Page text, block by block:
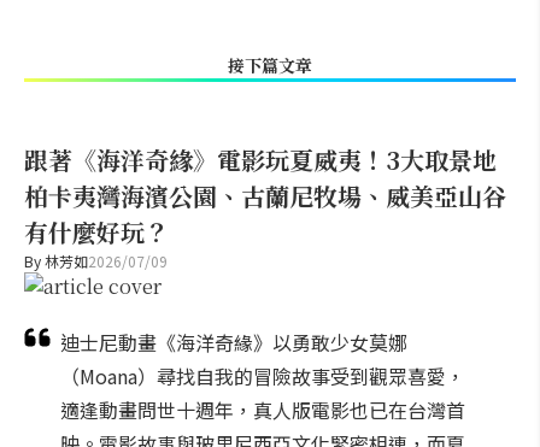
接下篇文章
跟著《海洋奇緣》電影玩夏威夷！3大取景地
柏卡夷灣海濱公園、古蘭尼牧場、威美亞山谷
有什麼好玩？
By林芳如2026/07/09
迪士尼動畫《海洋奇緣》以勇敢少女莫娜
（Moana）尋找自我的冒險故事受到觀眾喜愛，
適逢動畫問世十週年，真人版電影也已在台灣首